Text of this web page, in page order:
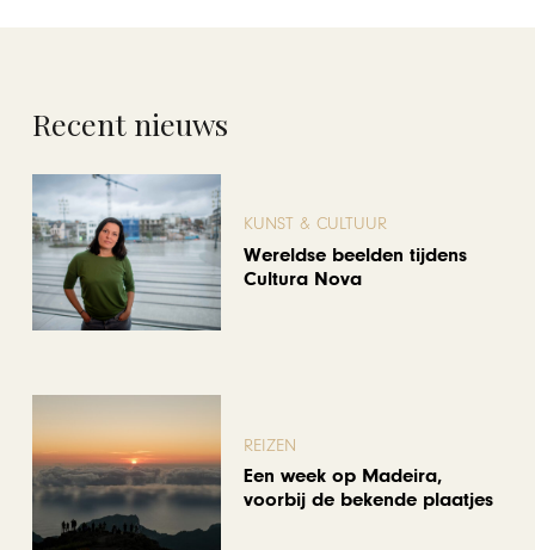
Recent nieuws
KUNST & CULTUUR
Wereldse beelden tijdens
Cultura Nova
REIZEN
Een week op Madeira,
voorbij de bekende plaatjes